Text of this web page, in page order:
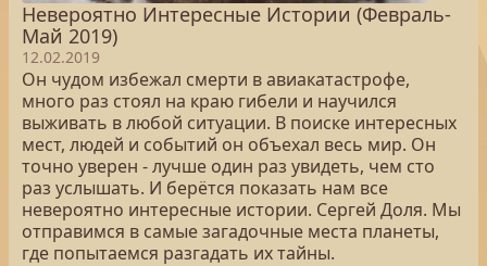
Невероятно Интересные Истории (Февраль-
Май 2019)
12.02.2019
Он чудом избежал смерти в авиакатастрофе,
много раз стоял на краю гибели и научился
выживать в любой ситуации. В поиске интересных
мест, людей и событий он объехал весь мир. Он
точно уверен - лучше один раз увидеть, чем сто
раз услышать. И берётся показать нам все
невероятно интересные истории. Сергей Доля. Мы
отправимся в самые загадочные места планеты,
где попытаемся разгадать их тайны.